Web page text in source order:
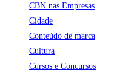
CBN nas Empresas
Cidade
Conteúdo de marca
Cultura
Cursos e Concursos